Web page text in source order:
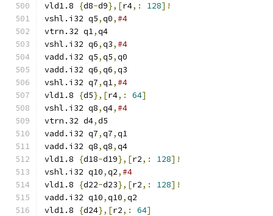
vld1.8 {d8-d9},[r4,: 128]!
vshl.i32 q5,q0, #4
vtrn.32 q1,q4
vshl.i32 q6,q3, #4
vadd.i32 q5,q5,q0
vadd.i32 q6,q6,q3
vshl.i32 q7,q1, #4
vld1.8
{d5},[r4,: 64]
vshl.i32 q8,q4, #4
vtrn.32 d4,d5
vadd.i32 q7,q7,q1
vadd.i32 q8,q8,q4
vld1.8
{d18-d19},[r2,: 128]!
vshl.i32 q10,q2, #4
vld1.8
{d22-d23},[r2,: 128]!
vadd.i32 q10,q10,q2
vld1.8
{d24},[r2,: 64]